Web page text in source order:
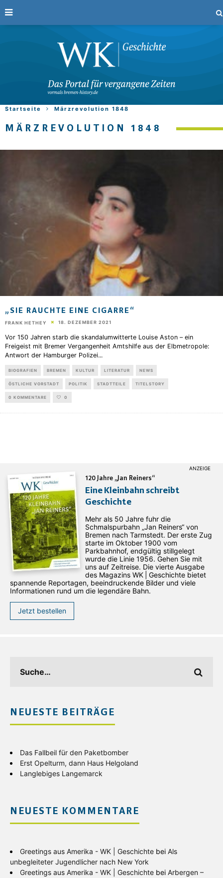
Startseite Märzrevolution 1848
MÄRZREVOLUTION 1848
„SIE RAUCHTE EINE CIGARRE“
FRANK HETHEY 18. DEZEMBER 2021
Vor 150 Jahren starb die skandalumwitterte Louise Aston – ein
Freigeist mit Bremer Vergangenheit Amtshilfe aus der Elbmetropole:
Antwort der Hamburger Polizei...
BIOGRAFIEN BREMEN KULTUR LITERATUR NEWS
ÖSTLICHE VORSTADT POLITIK STADTTEILE TITELSTORY
0 KOMMENTARE 0
120 Jahre „Jan Reiners“
Eine Kleinbahn schreibt
Geschichte
Mehr als 50 Jahre fuhr die
Schmalspurbahn „Jan ­Reiners“ von
Bremen nach Tarmstedt. Der erste Zug
starte im Oktober 1900 vom
Parkbahnhof, endgültig stillgelegt
wurde die Linie 1956. Gehen Sie mit
uns auf Zeitreise. Die vierte Ausgabe
des ­Magazins WK | Geschichte bietet
spannende Reportagen, beeindruckende Bilder und viele
Informationen rund um die legendäre Bahn.
Jetzt bestellen
NEUESTE BEITRÄGE
Das Fallbeil für den Paketbomber
Erst Opelturm, dann Haus Helgoland
Langlebiges Langemarck
NEUESTE KOMMENTARE
Greetings aus Amerika - WK | Geschichte bei Als
unbegleiteter Jugendlicher nach New York
Greetings aus Amerika - WK | Geschichte bei Arbergen –